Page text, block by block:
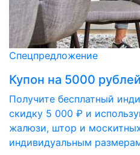
Спецпредложение
Купон на 5000 рублей
Получите бесплатный
скидку 5 000 ₽ и
жалюзи, штор и
индивидуальным